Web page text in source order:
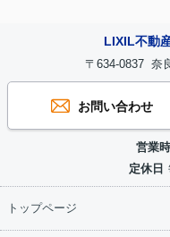
LIXIL不動
〒634-0837 奈
お問い合わせ
営業
定休日
トップページ